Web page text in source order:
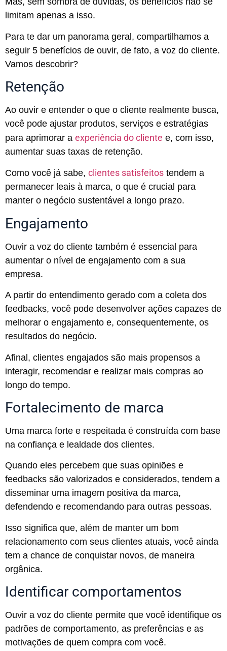
limitam apenas a isso.
Para te dar um panorama geral, compartilhamos a
seguir 5 benefícios de ouvir, de fato, a voz do cliente.
Vamos descobrir?
Retenção
Ao ouvir e entender o que o cliente realmente busca,
você pode ajustar produtos, serviços e estratégias
para aprimorar a experiência do cliente e, com isso,
aumentar suas taxas de retenção.
Como você já sabe, clientes satisfeitos tendem a
permanecer leais à marca, o que é crucial para
manter o negócio sustentável a longo prazo.
Engajamento
Ouvir a voz do cliente também é essencial para
aumentar o nível de engajamento com a sua
empresa.
A partir do entendimento gerado com a coleta dos
feedbacks, você pode desenvolver ações capazes de
melhorar o engajamento e, consequentemente, os
resultados do negócio.
Afinal, clientes engajados são mais propensos a
interagir, recomendar e realizar mais compras ao
longo do tempo.
Fortalecimento de marca
Uma marca forte e respeitada é construída com base
na confiança e lealdade dos clientes.
Quando eles percebem que suas opiniões e
feedbacks são valorizados e considerados, tendem a
disseminar uma imagem positiva da marca,
defendendo e recomendando para outras pessoas.
Isso significa que, além de manter um bom
relacionamento com seus clientes atuais, você ainda
tem a chance de conquistar novos, de maneira
orgânica.
Identificar comportamentos
Ouvir a voz do cliente permite que você identifique os
padrões de comportamento, as preferências e as
motivações de quem compra com você.